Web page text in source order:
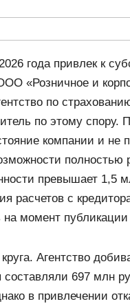
года привлек к
«Розничное и
по
по этому спору.
компании и
полностью
превышает 1,5
расчетов с
момент публикации
Агентство
составляли 697 млн
в привлечении